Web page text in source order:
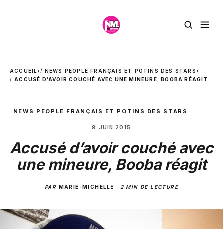
ACCUEIL› NEWS PEOPLE FRANÇAIS ET POTINS DES STARS›
ACCUSÉ D’AVOIR COUCHÉ AVEC UNE MINEURE, BOOBA RÉAGIT
NEWS PEOPLE FRANÇAIS ET POTINS DES STARS
9 JUIN 2015
Accusé d’avoir couché avec
une mineure, Booba réagit
PAR MARIE-MICHELLE · 2 MIN DE LECTURE